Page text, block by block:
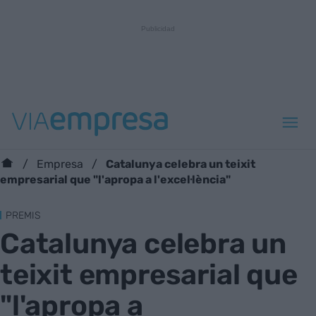
Empresa
Catalunya celebra un teixit
empresarial que "l'apropa a l'excel·lència"
PREMIS
Catalunya celebra un
teixit empresarial que
"l'apropa a